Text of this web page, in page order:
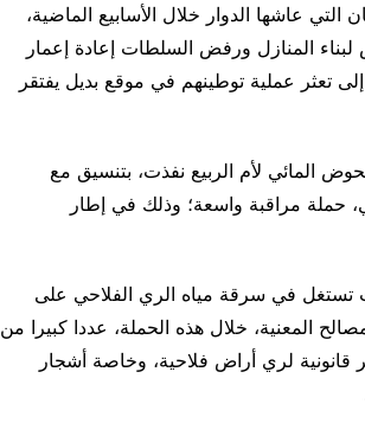
عاشها الدوار خلال الأسابيع الماضية،
المنازل ورفض السلطات إعادة إعمار
تعثر عملية توطينهم في موقع بديل يفتقر
المائي لأم الربيع نفذت، بتنسيق مع
حملة مراقبة واسعة؛ وذلك في إطار
من 60 نقطة عشوائية كانت تستغل في سرقة مياه الري الفلاحي على
المعنية، خلال هذه الحملة، عددا كبيرا من
لري أراض فلاحية، وخاصة أشجار